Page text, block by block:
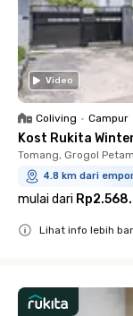
Video
Coliving • Campur
Kost Rukita
Tomang, Grogol
4.8 km dari
mulai dari
Lihat info lebih